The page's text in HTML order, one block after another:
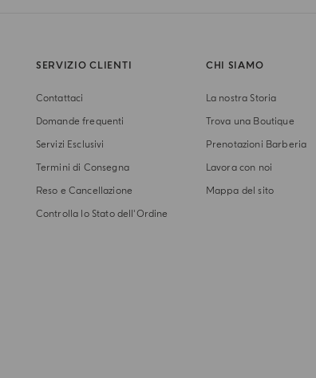
SERVIZIO CLIENTI
Contattaci
Domande frequenti
Servizi Esclusivi
Termini di Consegna
Reso e Cancellazione
Controlla lo Stato dell'Ordine
CHI SIAMO
La nostra Storia
Trova una Boutique
Prenotazioni Barberia
Lavora con noi
Mappa del sito